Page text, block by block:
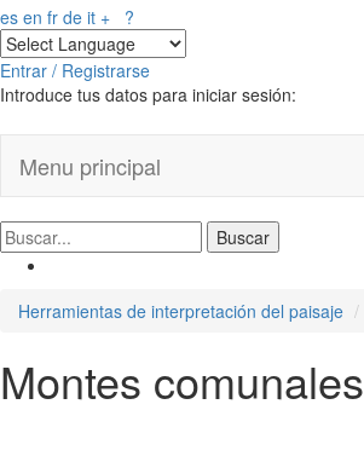
es en fr de it + ?
Entrar / Registrarse
Introduce tus datos para iniciar sesión:
Menu principal
Herramientas de interpretación del paisaje
Montes comunales